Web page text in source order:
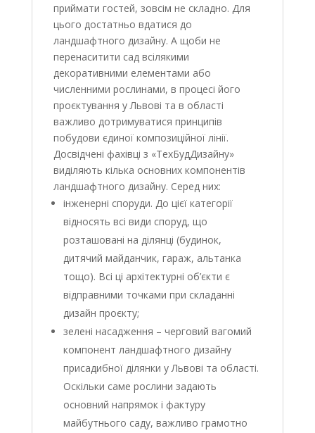
приймати гостей, зовсім не складно. Для
цього достатньо вдатися до
ландшафтного дизайну. А щоби не
перенаситити сад всілякими
декоративними елементами або
численними рослинами, в процесі його
проєктування у Львові та в області
важливо дотримуватися принципів
побудови єдиної композиційної лінії.
Досвідчені фахівці з «ТехБудДизайну»
виділяють кілька основних компонентів
ландшафтного дизайну. Серед них:
інженерні споруди. До цієї категорії
відносять всі види споруд, що
розташовані на ділянці (будинок,
дитячий майданчик, гараж, альтанка
тощо). Всі ці архітектурні об’єкти є
відправними точками при складанні
дизайн проєкту;
зелені насадження – черговий вагомий
компонент ландшафтного дизайну
присадибної ділянки у Львові та області.
Оскільки саме рослини задають
основний напрямок і фактуру
майбутнього саду, важливо грамотно